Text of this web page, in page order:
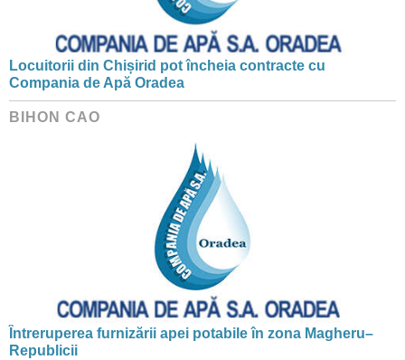
Locuitorii din Chișirid pot încheia contracte cu
Compania de Apă Oradea
BIHON CAO
Întreruperea furnizării apei potabile în zona Magheru–
Republicii